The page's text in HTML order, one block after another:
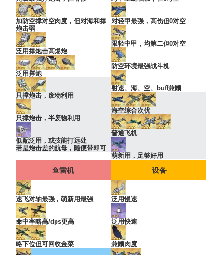
加防空撑对空肉度，但对海和撑
炮击弱
泛用撑炮击高爆炮
泛用撑炮
只撑炮击，废物利用
只撑炮击，半废物利用
低配泛用，或技能打远处
若是炮击差的航母，随便带即可
对轻甲最强，高伤但0对空
限轻中甲，均第二但0对空
防空环境最强战斗机
射速、海、空、buff兼顾
海空综合次优
普通飞机
萌新用，足够好用
鱼雷机
速飞对轴最强，萌新用最强
命中率略高/dps更高
略下位但可回收金菜
设备
泛用慢速
泛用快速
兼顾肉度